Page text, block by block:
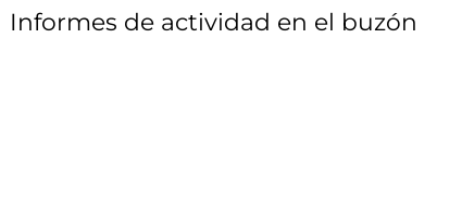
Informes de actividad en el buzón